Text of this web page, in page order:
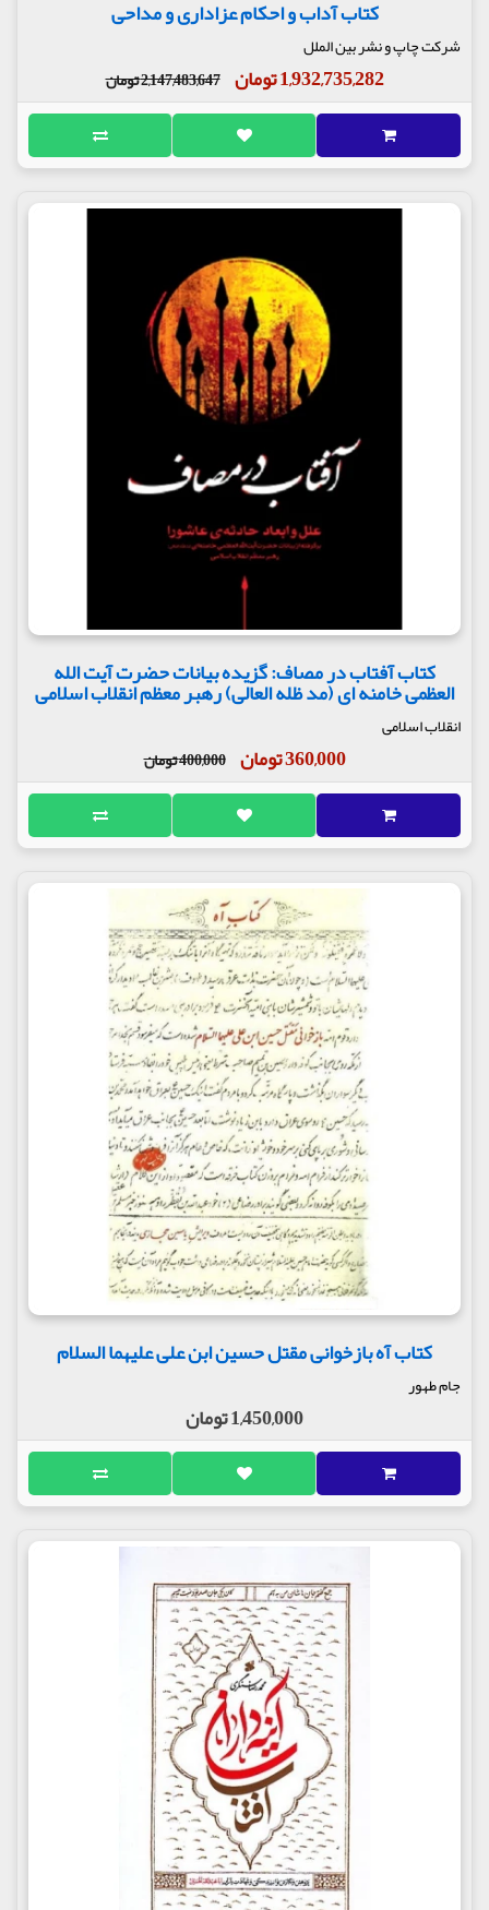
کتاب آداب و احکام عزاداری و مداحی
شرکت چاپ و نشر بین الملل
1,932,735,282 تومان 2,147,483,647 تومان
کتاب آفتاب در مصاف: گزیده بیانات حضرت آیت الله
العظمی خامنه ای (مد ظله العالی) رهبر معظم انقلاب اسلامی
انقلاب اسلامی
360,000 تومان 400,000 تومان
کتاب آه بازخوانی مقتل حسین ابن علی علیهما السلام
جام طهور
1,450,000 تومان